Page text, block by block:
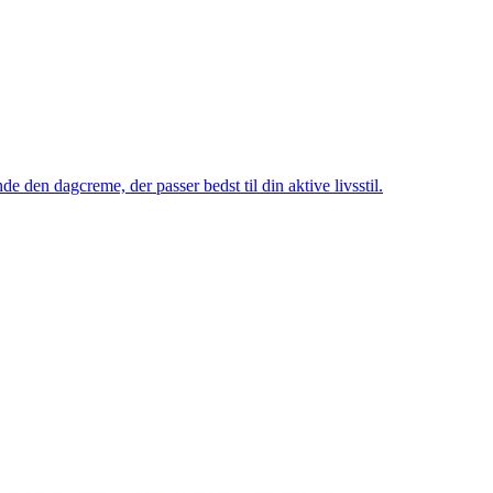
den dagcreme, der passer bedst til din aktive livsstil.